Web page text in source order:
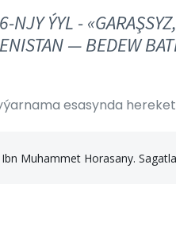
NJY ÝYL -
— BEDEW
esasynda
Ibn Muhammet Horasany.